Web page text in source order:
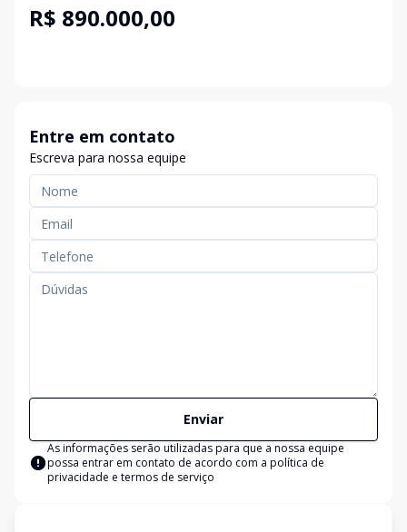
R$ 890.000,00
Entre em contato
Escreva para nossa equipe
Enviar
As informações serão utilizadas para que a nossa equipe
possa entrar em contato de acordo com a política de
privacidade e termos de serviço